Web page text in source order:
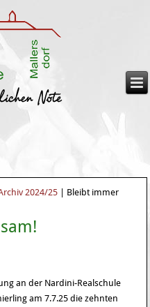
2024/25
Bleibt immer
an der Nardini-Realschule
am 7.7.25 die zehnten